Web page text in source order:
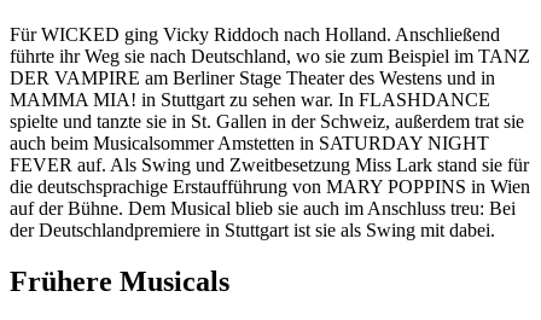
Für WICKED ging Vicky Riddoch nach Holland. Anschließend
führte ihr Weg sie nach Deutschland, wo sie zum Beispiel im TANZ
DER VAMPIRE am Berliner Stage Theater des Westens und in
MAMMA MIA! in Stuttgart zu sehen war. In FLASHDANCE
spielte und tanzte sie in St. Gallen in der Schweiz, außerdem trat sie
auch beim Musicalsommer Amstetten in SATURDAY NIGHT
FEVER auf. Als Swing und Zweitbesetzung Miss Lark stand sie für
die deutschsprachige Erstaufführung von MARY POPPINS in Wien
auf der Bühne. Dem Musical blieb sie auch im Anschluss treu: Bei
der Deutschlandpremiere in Stuttgart ist sie als Swing mit dabei.
Frühere Musicals